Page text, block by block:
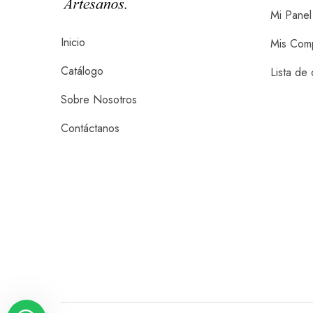
Inicio
Catálogo
Sobre Nosotros
Contáctanos
Mi Panel
Mis
Lista de